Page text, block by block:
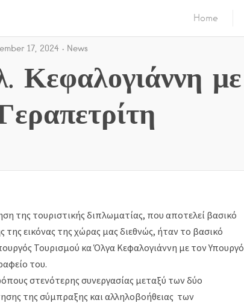
Home
17, 2024 News
Κεφαλογιάννη με
της τουριστικής διπλωματίας, που αποτελεί βασικό
εικόνας της χώρας μας διεθνώς, ήταν το βασικό
Τουρισμού κα Όλγα Κεφαλογιάννη με τον Υπουργό
του.
στενότερης συνεργασίας μεταξύ των δύο
της σύμπραξης και αλληλοβοήθειας των